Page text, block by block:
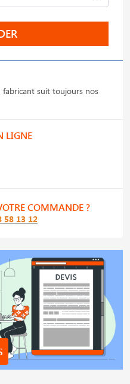
suit toujours nos
LIGNE
COMMANDE ?
58 13 12